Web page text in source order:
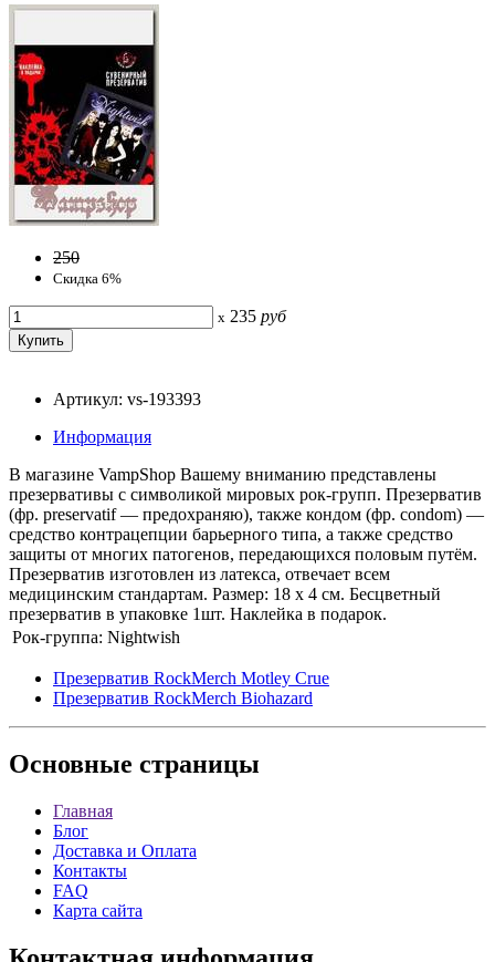
250
Скидка 6%
x 235 руб
Артикул: vs-193393
Информация
В магазине VampShop Вашему вниманию представлены
презервативы с символикой мировых рок-групп. Презерватив
(фр. preservatif — предохраняю), также кондом (фр. condom) —
средство контрацепции барьерного типа, а также средство
защиты от многих патогенов, передающихся половым путём.
Презерватив изготовлен из латекса, отвечает всем
медицинским стандартам. Размер: 18 х 4 см. Бесцветный
презерватив в упаковке 1шт. Наклейка в подарок.
Рок-группа: Nightwish
Презерватив RockMerch Motley Crue
Презерватив RockMerch Biohazard
Основные страницы
Главная
Блог
Доставка и Оплата
Контакты
FAQ
Карта сайта